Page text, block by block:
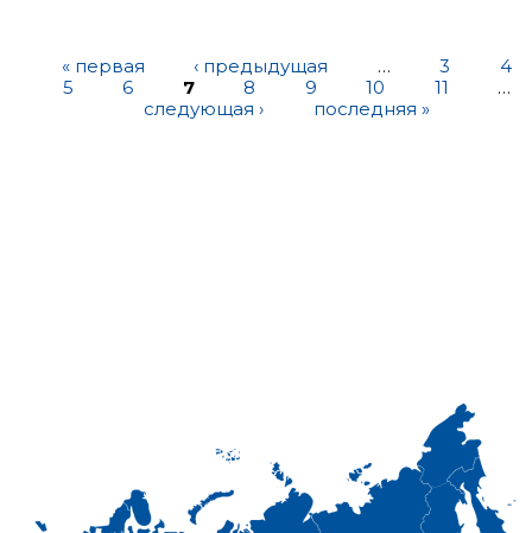
« первая ‹ предыдущая … 3
4
5
6 7 8 9 10 11
…
следующая ›
последняя »